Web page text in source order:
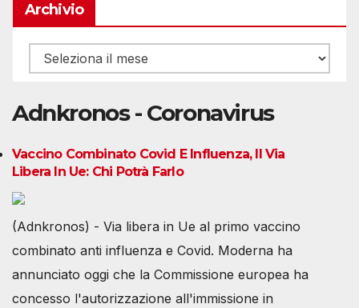
Archivio
Archivio
Adnkronos - Coronavirus
Vaccino Combinato Covid E Influenza, Il Via
Libera In Ue: Chi Potrà Farlo
(Adnkronos) - Via libera in Ue al primo vaccino
combinato anti influenza e Covid. Moderna ha
annunciato oggi che la Commissione europea ha
concesso l'autorizzazione all'immissione in